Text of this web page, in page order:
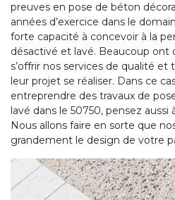
preuves en pose de béton
années d’exercice dans le
forte capacité à concevoir à la
désactivé et lavé. Beaucoup ont
s’offrir nos services de qualité
leur projet se réaliser. Dans ce
entreprendre des travaux de
lavé dans le 50750, pensez
Nous allons faire en sorte que
grandement le design de votre